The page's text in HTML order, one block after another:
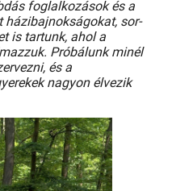
foglalkozások és a
házibajnokságokat, sor-
is tartunk, ahol a
Próbálunk minél
és a
nagyon élvezik